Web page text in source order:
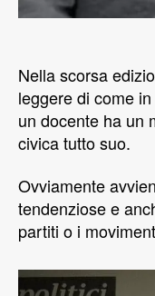
Nella scorsa
leggere di come
un docente ha un
civica tutto suo.
Ovviamente
tendenziose e
partiti o i